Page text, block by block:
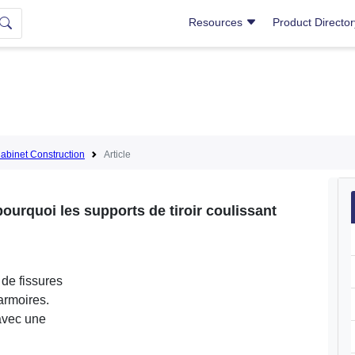
Resources Product
Construction Article
les supports de tiroir coulissant
fissures
une